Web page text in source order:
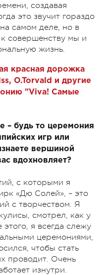
создавая
это звучит гораздо
самом деле, но в
совершенству мы и
жизнь.
красная дорожка
O.Torvald и другие
"Viva! Самые
– будь то церемония
игр или
вершиной
вдохновляет?
с которыми я
«Дю Солей», – это
с творчеством. Я
смотрел, как у
я всегда слежу
церемониями,
чтобы стать
проводит. Очень
изнутри.